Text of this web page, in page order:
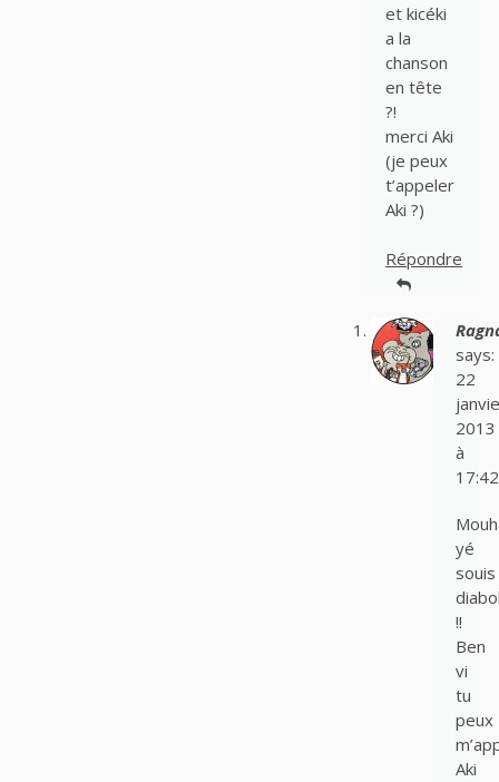
et kicéki
a la
chanson
en tête
?!
merci Aki
(je peux
t’appeler
Aki ?)
Répondre
says:
22
2013
à
17:42
yé
souis
!!
Ben
vi
tu
peux
Aki